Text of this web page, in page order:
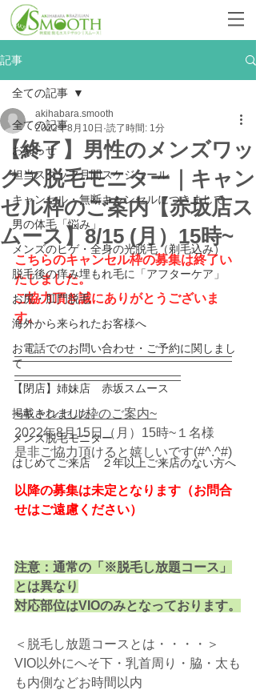
記事
全ての記事
お知らせ
担当スタッフ月間スケジュール
キャンセル・無断キャンセルにつきまして
男の体毛「悩み」
メンズのヒゲ・全身の光脱毛（剃毛込み）
脱毛後の痒み埋もれ毛に「アフターケア」
お尻・肛門脱毛
海外から来られたお客様へ
お電話でのお問い合わせ・ご予約に関しまし
て
【閉店】姉妹店 赤坂スムース
掲載されました。
メンズ脱毛モニター
はじめてご来店 ２年以上ご来店のない方へ
全ての記事
【終了】男性のメンズワッ
クス脱毛モニター｜キャン
セル枠のご案内【赤坂店ス
ムース】8/15 (月）15時~
akihabara.smooth
2022年8月10日 読了時間: 1分
こちらのキャンセル枠の募集は終了い
たしました。
ご協力頂き誠にありがとうございま
す。
―――――――――――――――――
―――――――――――――
~キャンセル枠のご案内~
2022年8月15日（月）15時~１名様
是非ご協力頂けると嬉しいです(#^.^#)
以降の募集は未定となります（お問合
せはご遠慮ください）
注意：通常の「※脱毛し放題コース」
とは異なり
対応部位はVIOのみとなっております。
＜脱毛し放題コースとは・・・・＞
VIO以外にへそ下・乳首周り・脇・太も
も内側などお時間以内